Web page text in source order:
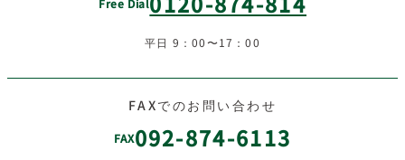
Free Dial
平日 9：00〜17：00
FAXでのお問い合わせ
FAX092-874-6113